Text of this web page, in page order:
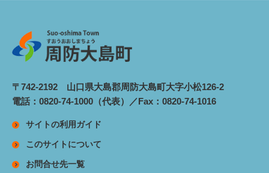
〒742-2192 山口県大島郡周防大島町大字小松126-2
電話：0820-74-1000（代表）／Fax：0820-74-1016
サイトの利用ガイド
このサイトについて
お問合せ先一覧